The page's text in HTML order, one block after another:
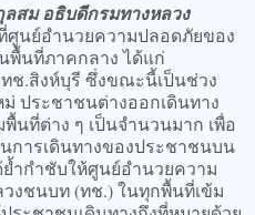
สม อธิบดีกรมทางหลวง
ศูนย์อำนวยความปลอดภัยของ
พื้นที่ภาคกลาง ได้แก่
ช.สิงห์บุรี ซึ่งขณะนี้เป็นช่วง
ประชาชนต่างออกเดินทาง
นที่ต่าง ๆ เป็นจำนวนมาก เพื่อ
การเดินทางของประชาชนบน
ำกำชับให้ศูนย์อำนวยความ
งชนบท (ทช.) ในทุกพื้นที่เข้ม